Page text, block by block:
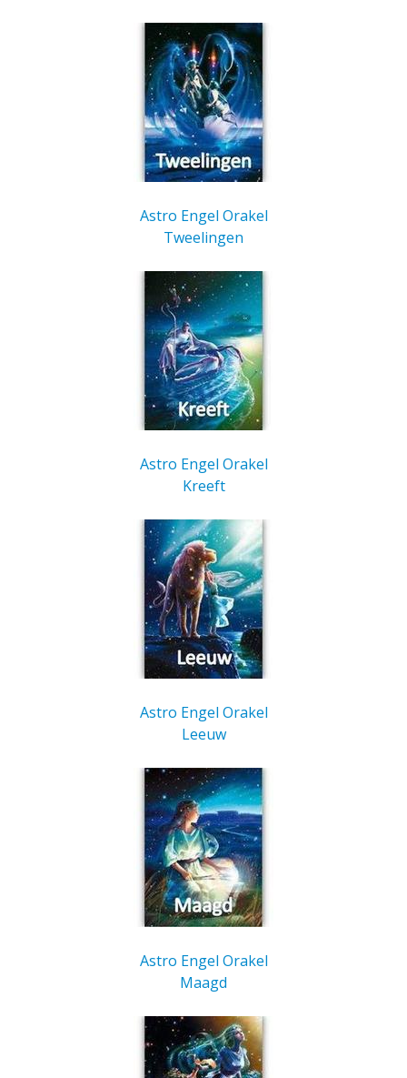
Astro Engel Orakel
Tweelingen
Astro Engel Orakel
Kreeft
Astro Engel Orakel
Leeuw
Astro Engel Orakel
Maagd